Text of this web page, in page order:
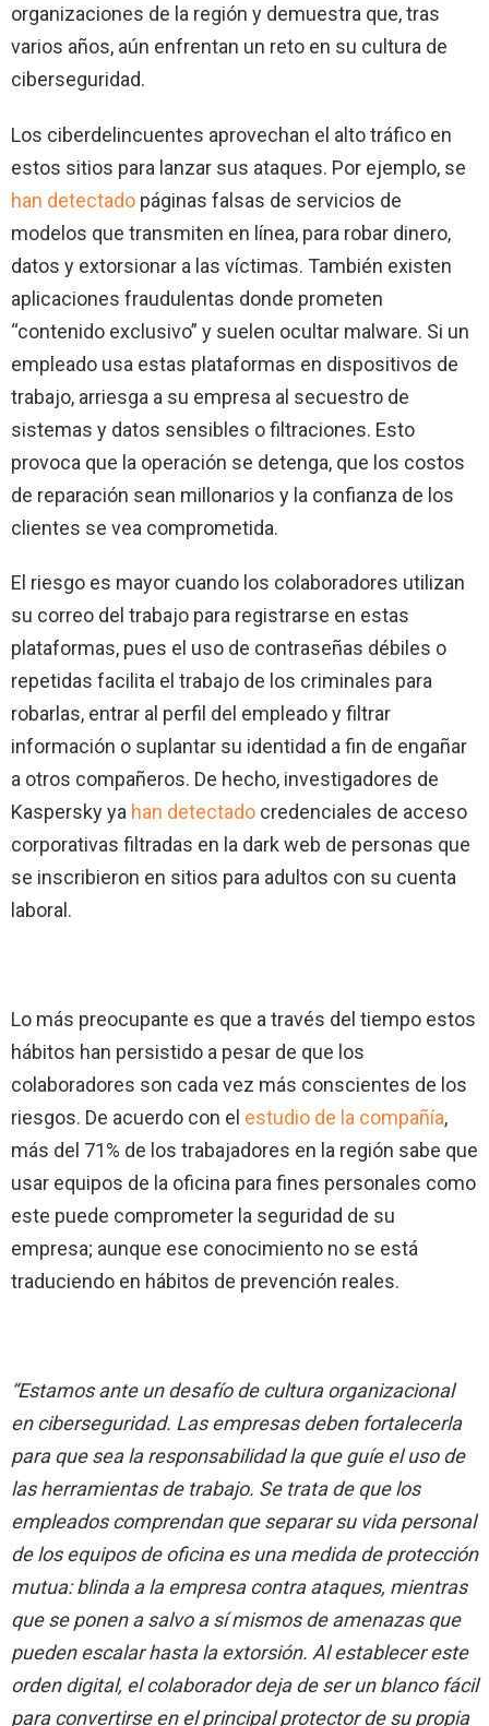
organizaciones de la región y demuestra que, tras
varios años, aún enfrentan un reto en su cultura de
ciberseguridad.
Los ciberdelincuentes aprovechan el alto tráfico en
estos sitios para lanzar sus ataques. Por ejemplo, se
han detectado páginas falsas de servicios de
modelos que transmiten en línea, para robar dinero,
datos y extorsionar a las víctimas. También existen
aplicaciones fraudulentas donde prometen
“contenido exclusivo” y suelen ocultar malware. Si un
empleado usa estas plataformas en dispositivos de
trabajo, arriesga a su empresa al secuestro de
sistemas y datos sensibles o filtraciones. Esto
provoca que la operación se detenga, que los costos
de reparación sean millonarios y la confianza de los
clientes se vea comprometida.
El riesgo es mayor cuando los colaboradores utilizan
su correo del trabajo para registrarse en estas
plataformas, pues el uso de contraseñas débiles o
repetidas facilita el trabajo de los criminales para
robarlas, entrar al perfil del empleado y filtrar
información o suplantar su identidad a fin de engañar
a otros compañeros. De hecho, investigadores de
Kaspersky ya han detectado credenciales de acceso
corporativas filtradas en la dark web de personas que
se inscribieron en sitios para adultos con su cuenta
laboral.
Lo más preocupante es que a través del tiempo estos
hábitos han persistido a pesar de que los
colaboradores son cada vez más conscientes de los
riesgos. De acuerdo con el estudio de la compañía,
más del 71% de los trabajadores en la región sabe que
usar equipos de la oficina para fines personales como
este puede comprometer la seguridad de su
empresa; aunque ese conocimiento no se está
traduciendo en hábitos de prevención reales.
“Estamos ante un desafío de cultura organizacional
en ciberseguridad. Las empresas deben fortalecerla
para que sea la responsabilidad la que guíe el uso de
las herramientas de trabajo. Se trata de que los
empleados comprendan que separar su vida personal
de los equipos de oficina es una medida de protección
mutua: blinda a la empresa contra ataques, mientras
que se ponen a salvo a sí mismos de amenazas que
pueden escalar hasta la extorsión. Al establecer este
orden digital, el colaborador deja de ser un blanco fácil
para convertirse en el principal protector de su propia